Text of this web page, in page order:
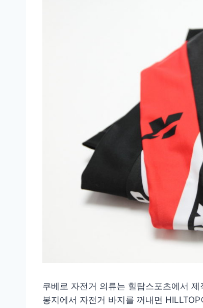
쿠베로 자전거 의류는 힐탑스포츠에서 제
봉지에서 자전거 바지를 꺼내면